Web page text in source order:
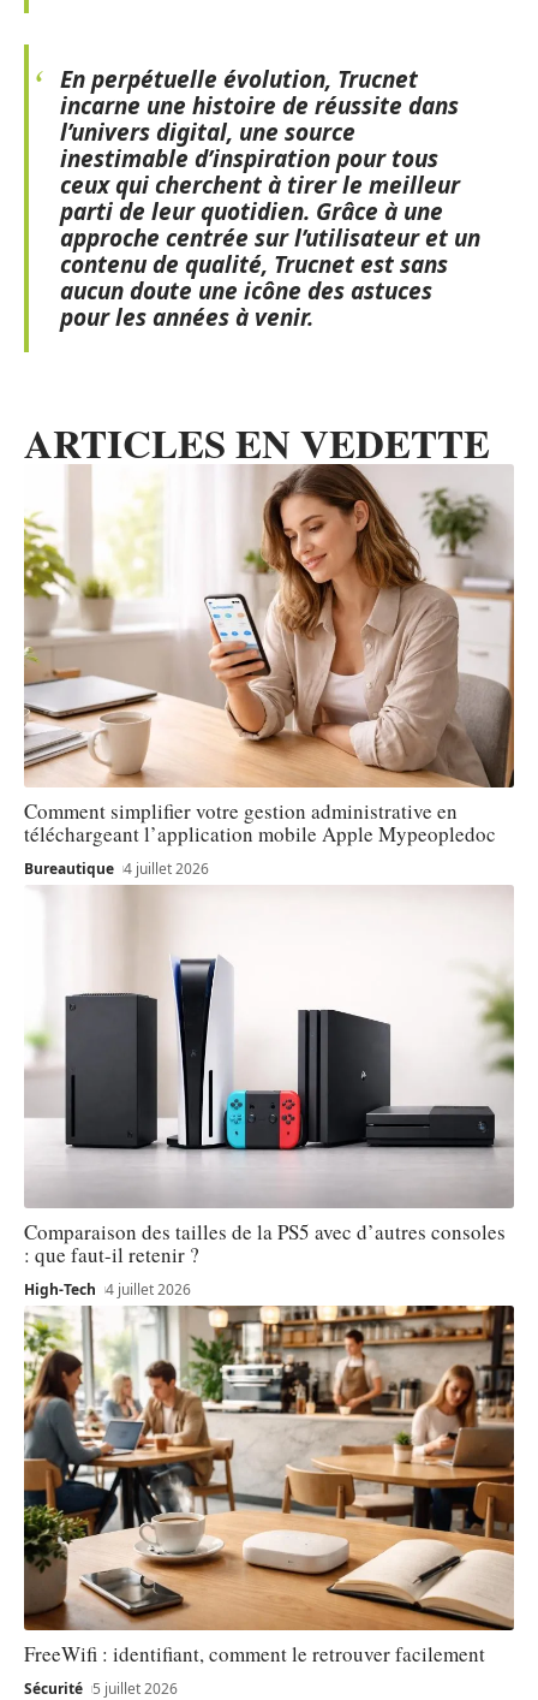
En perpétuelle évolution, Trucnet
incarne une histoire de réussite dans
l’univers digital, une source
inestimable d’inspiration pour tous
ceux qui cherchent à tirer le meilleur
parti de leur quotidien. Grâce à une
approche centrée sur l’utilisateur et un
contenu de qualité, Trucnet est sans
aucun doute une icône des astuces
pour les années à venir.
ARTICLES EN VEDETTE
Comment simplifier votre gestion administrative en
téléchargeant l’application mobile Apple Mypeopledoc
Bureautique 4 juillet 2026
Comparaison des tailles de la PS5 avec d’autres consoles
: que faut-il retenir ?
High-Tech 4 juillet 2026
FreeWifi : identifiant, comment le retrouver facilement
Sécurité 5 juillet 2026